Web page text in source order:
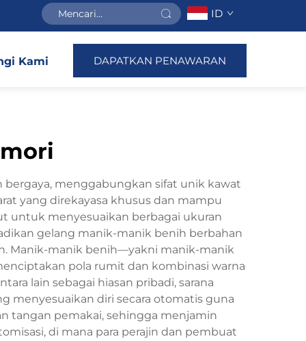
ID
Kami DAPATKAN PENAWARAN
bergaya, menggabungkan sifat unik kawat
yang direkayasa khusus dan mampu
untuk menyesuaikan berbagai ukuran
gelang manik-manik benih berbahan
Manik-manik benih—yakni manik-manik
pola rumit dan kombinasi warna
lain sebagai hiasan pribadi, sarana
menyesuaikan diri secara otomatis guna
tangan pemakai, sehingga menjamin
di mana para perajin dan pembuat